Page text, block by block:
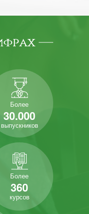
Более
30.000
выпускников
Более
360
курсов